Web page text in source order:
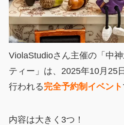
ViolaStudioさん主催の「中
ティー」は、2025年10月25
行われる完全予約制イベント
内容は大きく3つ！